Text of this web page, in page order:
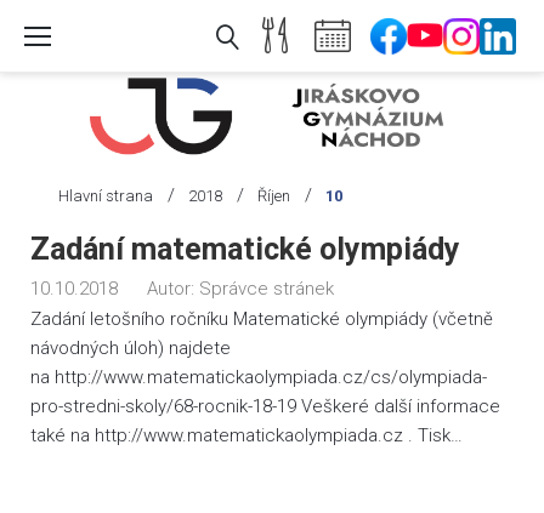
Hlavní strana / 2018 / Říjen / 10
Den:
10.
10.
2018
Zadání matematické olympiády
10.10.2018 Autor: Správce stránek
Zadání letošního ročníku Matematické olympiády (včetně
návodných úloh) najdete
na http://www.matematickaolympiada.cz/cs/olympiada-
pro-stredni-skoly/68-rocnik-18-19 Veškeré další informace
také na http://www.matematickaolympiada.cz . Tisk…